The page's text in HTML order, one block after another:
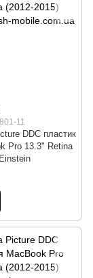
11
DDC пластик
Pro 13.3" Retina